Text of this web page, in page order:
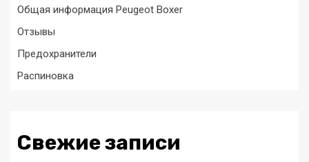
Общая информация Peugeot Boxer
Отзывы
Предохранители
Распиновка
Свежие записи